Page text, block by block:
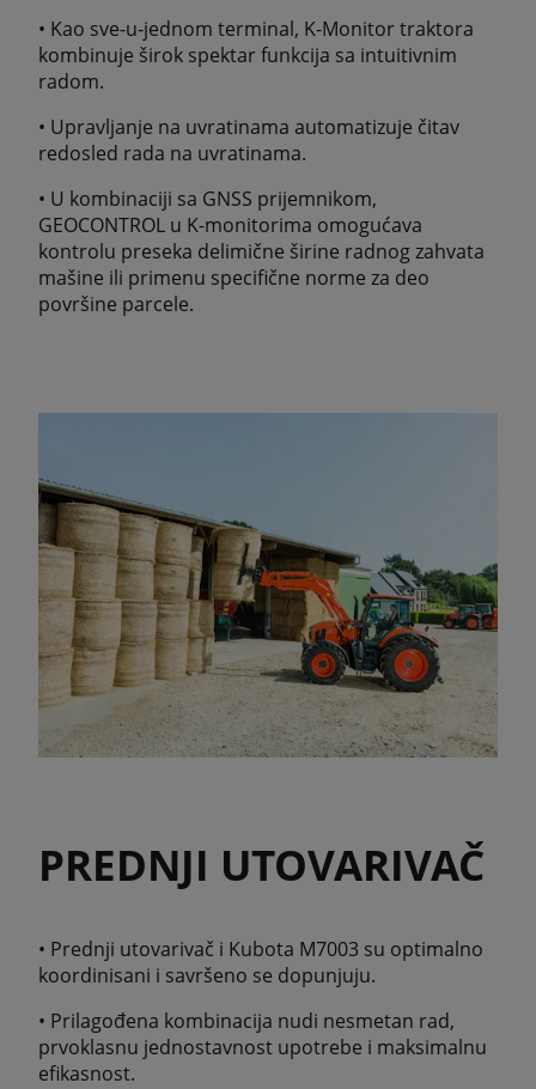
• Kao sve-u-jednom terminal, K-Monitor traktora
kombinuje širok spektar funkcija sa intuitivnim
radom.
• Upravljanje na uvratinama automatizuje čitav
redosled rada na uvratinama.
• U kombinaciji sa GNSS prijemnikom,
GEOCONTROL u K-monitorima omogućava
kontrolu preseka delimične širine radnog zahvata
mašine ili primenu specifične norme za deo
površine parcele.
PREDNJI UTOVARIVAČ
• Prednji utovarivač i Kubota M7003 su optimalno
koordinisani i savršeno se dopunjuju.
• Prilagođena kombinacija nudi nesmetan rad,
prvoklasnu jednostavnost upotrebe i maksimalnu
efikasnost.